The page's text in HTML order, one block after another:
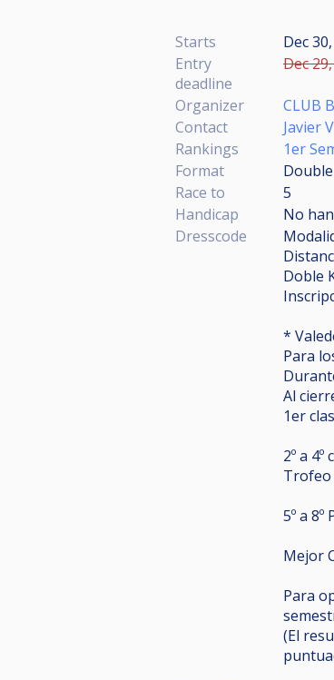
Starts
Dec
Entry
deadline
Dec
Organizer
CLUB
Contact
Javier
Rankings
1er
Format
Race to
5
Handicap
No
Dresscode
Doble
*
Para
Al
1er
2º a 4º
Trofeo
5º a
Mejor
Para
(El